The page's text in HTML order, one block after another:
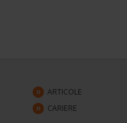
ARTICOLE
CARIERE